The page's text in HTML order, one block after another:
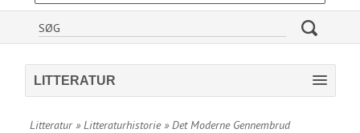
LITTERATUR
Litteratur»Litteraturhistorie»Det Moderne Gennembrud